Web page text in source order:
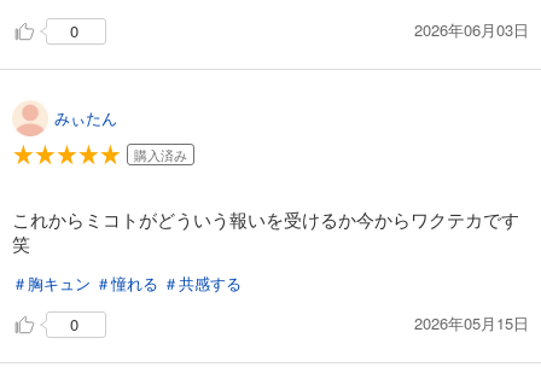
0 2026年06月03日
みぃたん
購入済み
これからミコトがどういう報いを受けるか今からワクテカです
笑
＃胸キュン ＃憧れる ＃共感する
0
2026年05月15日